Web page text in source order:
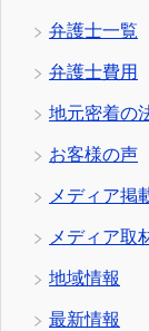
弁護士一覧
弁護士費用
地元密着の
お客様の声
メディア掲
メディア取
地域情報
最新情報